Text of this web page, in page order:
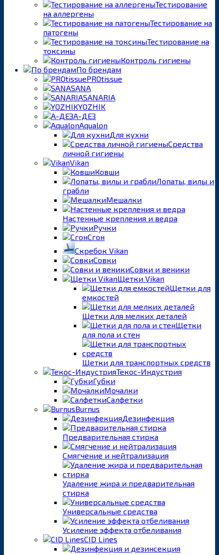
Тестирование
на аллергены
Тестирование на
патогены
Тестирование на
токсины
Контроль гигиены
По брендам
PROtissue
SANA
SANARIA
YOZHIK
А-ДЕЗ
Aqualon
Для кухни
Средства
личной гигиены
Vikan
Ковши
Лопаты, вилы и
грабли
Мешалки
Настенные крепления и ведра
Ручки
Сгон
Скребок Vikan
Совки
Совки и веники
Щетки Vikan
Щетки для
емкостей
Щетки для мелких деталей
Щетки
для пола и стен
Щетки для транспортных средств
Текос-Индустрия
Губки
Мочалки
Салфетки
Burnus
Дезинфекция
Предварительная стирка
Смягчение и нейтрализация
Удаление жира и предварительная
стирка
Универсальные средства
Усиление эффекта отбеливания
CID Lines